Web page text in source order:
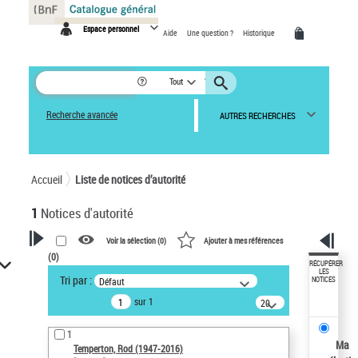
Espace personnel Aide Une question ? Historique
Tout
Recherche avancée AUTRES RECHERCHES
Accueil Liste de notices d’autorité
1 Notices d'autorité
VOTRE RECHERCHE
Recherche avancée dans les
notices d’autorité
Œuvres liées à l'auteur :
Temperton, Rod (1947-2016)
Voir la sélection (0) Ajouter à mes références
(0)
Tri par : Défaut
sur 1
20
résultats/page
1
Temperton, Rod (1947-2016)
RÉCUPÉRER
LES
NOTICES
Ma
Panneau de gestion des cookies